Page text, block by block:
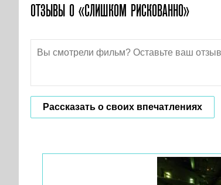
ОТЗЫВЫ О «СЛИШКОМ РИСКОВАННО»
Рассказать о своих впечатлениях